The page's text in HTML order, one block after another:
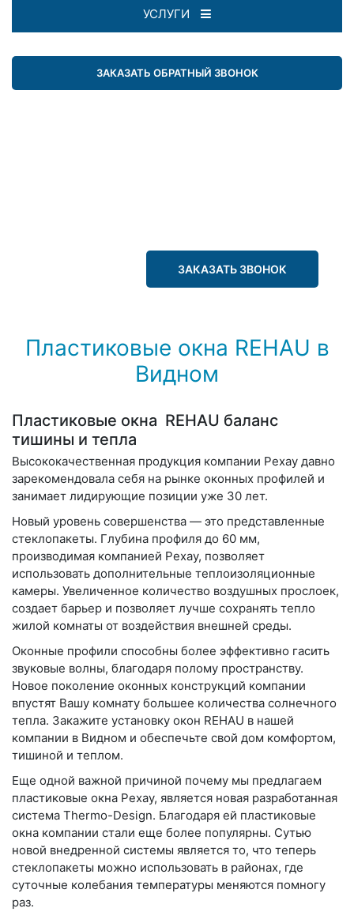
УСЛУГИ
ЗАКАЗАТЬ ОБРАТНЫЙ ЗВОНОК
ЗАКАЗАТЬ ЗВОНОК
Пластиковые окна REHAU в
Видном
Пластиковые окна REHAU баланс
тишины и тепла
Высококачественная продукция компании Рехау давно
зарекомендовала себя на рынке оконных профилей и
занимает лидирующие позиции уже 30 лет.
Новый уровень совершенства — это представленные
стеклопакеты. Глубина профиля до 60 мм,
производимая компанией Рехау, позволяет
использовать дополнительные теплоизоляционные
камеры. Увеличенное количество воздушных прослоек,
создает барьер и позволяет лучше сохранять тепло
жилой комнаты от воздействия внешней среды.
Оконные профили способны более эффективно гасить
звуковые волны, благодаря полому пространству.
Новое поколение оконных конструкций компании
впустят Вашу комнату большее количества солнечного
тепла. Закажите установку окон REHAU в нашей
компании в Видном и обеспечьте свой дом комфортом,
тишиной и теплом.
Еще одной важной причиной почему мы предлагаем
пластиковые окна Рехау, является новая разработанная
система Thermo-Design. Благодаря ей пластиковые
окна компании стали еще более популярны. Сутью
новой внедренной системы является то, что теперь
стеклопакеты можно использовать в районах, где
суточные колебания температуры меняются помногу
раз.